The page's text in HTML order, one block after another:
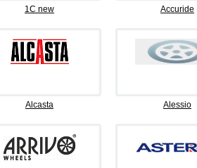
1C new Accuride
Alcasta Alessio